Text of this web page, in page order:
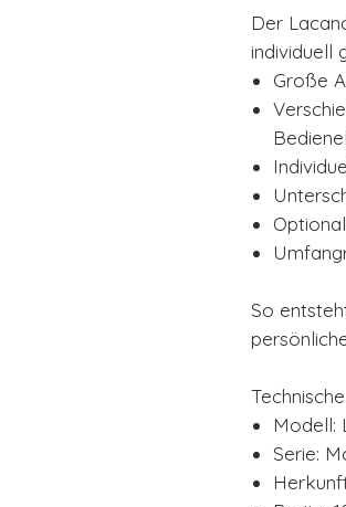
Der
individuell
Große
So
Modell:
Serie: